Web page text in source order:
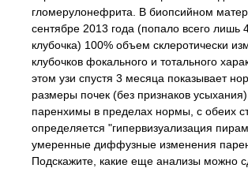
гломерулонефрита. В биопсийном
сентябре 2013 года (попало всего лишь
клубочка) 100% объем склеротически
клубочков фокального и тотального
этом узи спустя 3 месяца показывает
размеры почек (без признаков
паренхимы в пределах нормы, с обеих
определяется "гипервизуализация
умеренные диффузные изменения
Подскажите, какие еще анализы можно